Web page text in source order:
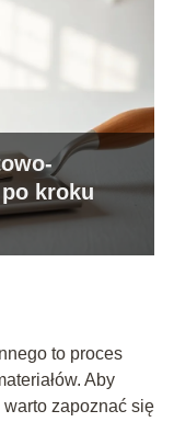
kroku
to proces
Aby
zapoznać się